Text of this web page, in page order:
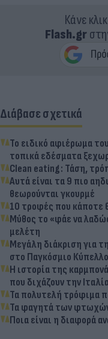
Κάνε
Flash.gr
Διάβασε σχετικά
Το ειδικό αφιέρωμα
τοπικά εδέσματα
Clean eating: Τάση,
Αυτά είναι τα 9 πιο
θεωρούνται γκουρμέ
10 τροφές που κάποτε
Μύθος το «φάε να
μελέτη
Μεγάλη διάκριση για
στο Παγκόσμιο
Η ιστορία της
που διχάζουν την
Τα πολυτελή τρόφιμα
Τα φαγητά των
Ποια είναι η διαφορά